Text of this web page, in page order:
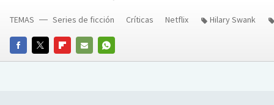
FACEBOOKTWITTERFLIPBOARD
E-
WHATSAPP
TEMAS Series de ficción Críticas Netflix Hilary Swank